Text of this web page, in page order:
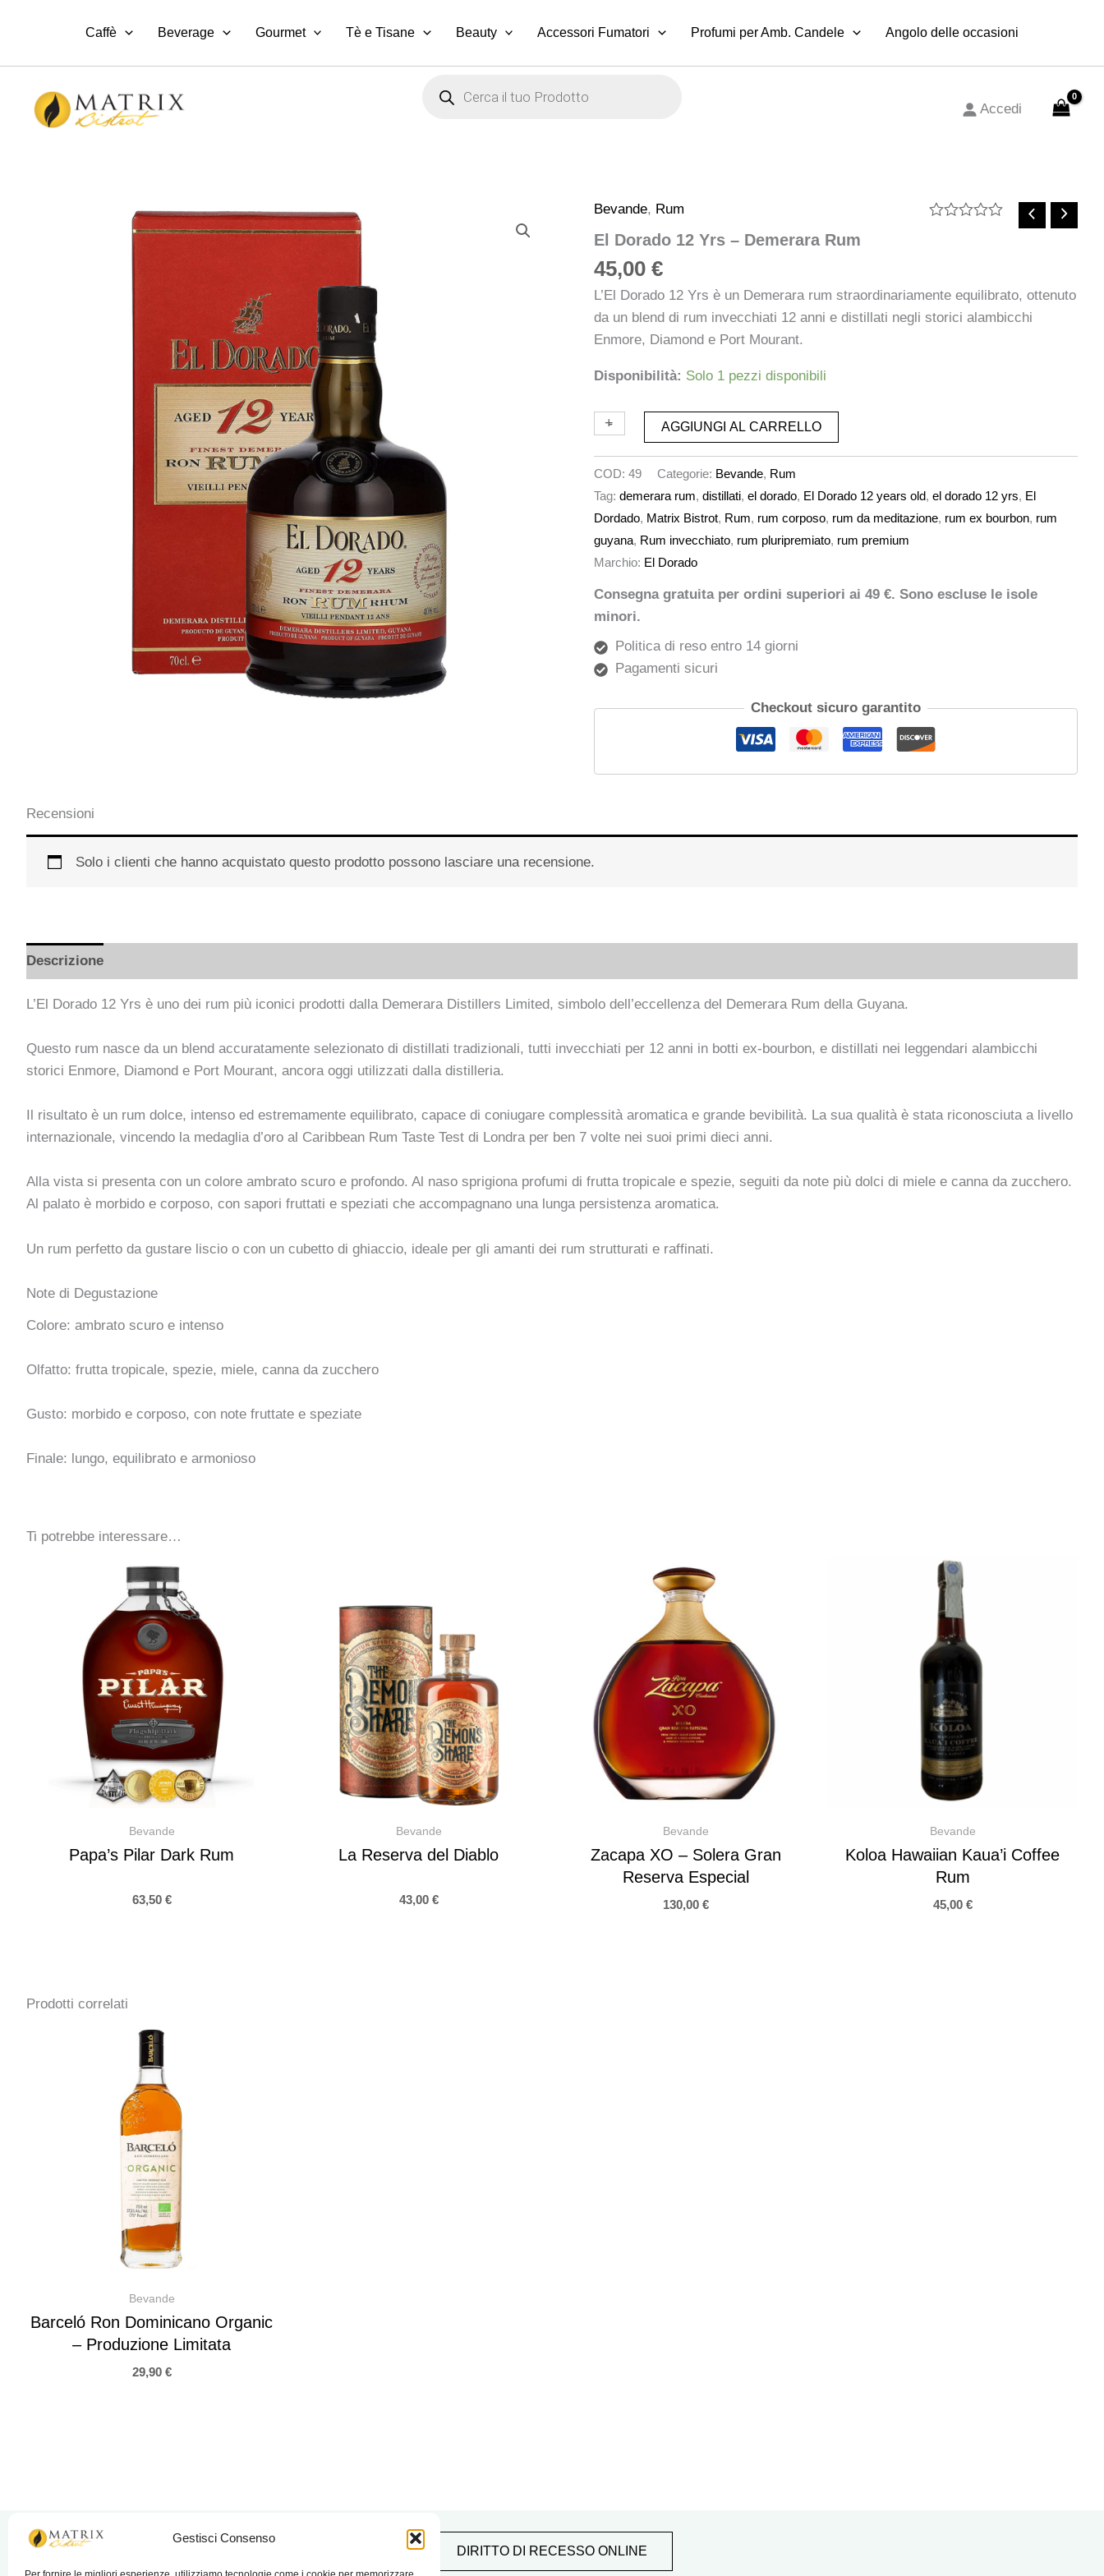
Gestisci Consenso
Caffè Beverage Gourmet Tè e Tisane Beauty Accessori Fumatori Profumi per Amb. Candele Angolo delle occasioni
search
Accedi
Bevande, Rum
El Dorado 12 Yrs – Demerara Rum
45,00€
L’El Dorado 12 Yrs è un Demerara rum straordinariamente equilibrato, ottenuto
da un blend di rum invecchiati 12 anni e distillati negli storici alambicchi
Enmore, Diamond e Port Mourant.
Disponibilità: Solo 1 pezzi disponibili
-
El
12
Yrs
–
Demerara
quantità
+ AGGIUNGI AL CARRELLO
COD:49 Categorie: Bevande, Rum
Tag:demerara rum,distillati,el dorado, El Dorado 12 years old,el dorado 12 yrs, El
Dordado, Matrix Bistrot, Rum, rum corposo, rum da meditazione, rum ex bourbon, rum
guyana, Rum invecchiato, rum pluripremiato, rum premium
Marchio: El Dorado
Consegna gratuita per ordini superiori ai 49 €. Sono escluse le isole
minori.
Politica di reso entro 14 giorni
Pagamenti sicuri
Checkout sicuro garantito
Recensioni
Solo i clienti che hanno acquistato questo prodotto possono lasciare una recensione.
Descrizione
L’El Dorado 12 Yrs è uno dei rum più iconici prodotti dalla Demerara Distillers Limited, simbolo dell’eccellenza del Demerara Rum della Guyana.
Questo rum nasce da un blend accuratamente selezionato di distillati tradizionali, tutti invecchiati per 12 anni in botti ex-bourbon, e distillati nei leggendari alambicchi
storici Enmore, Diamond e Port Mourant, ancora oggi utilizzati dalla distilleria.
Il risultato è un rum dolce, intenso ed estremamente equilibrato, capace di coniugare complessità aromatica e grande bevibilità. La sua qualità è stata riconosciuta a livello
internazionale, vincendo la medaglia d’oro al Caribbean Rum Taste Test di Londra per ben 7 volte nei suoi primi dieci anni.
Alla vista si presenta con un colore ambrato scuro e profondo. Al naso sprigiona profumi di frutta tropicale e spezie, seguiti da note più dolci di miele e canna da zucchero.
Al palato è morbido e corposo, con sapori fruttati e speziati che accompagnano una lunga persistenza aromatica.
Un rum perfetto da gustare liscio o con un cubetto di ghiaccio, ideale per gli amanti dei rum strutturati e raffinati.
Note di Degustazione
Colore: ambrato scuro e intenso
Olfatto: frutta tropicale, spezie, miele, canna da zucchero
Gusto: morbido e corposo, con note fruttate e speziate
Finale: lungo, equilibrato e armonioso
Ti potrebbe interessare…
Bevande
Papa’s Pilar Dark Rum
63,50 €
Bevande
La Reserva del Diablo
43,00 €
Bevande
Zacapa XO – Solera Gran
Reserva Especial
130,00 €
Bevande
Koloa Hawaiian Kaua’i Coffee
Rum
45,00 €
Prodotti correlati
Bevande
Barceló Ron Dominicano Organic
– Produzione Limitata
29,90 €
DIRITTO DI RECESSO ONLINE
Demerara
quantità